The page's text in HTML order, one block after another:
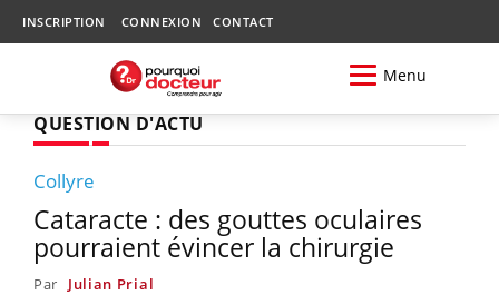
INSCRIPTION CONNEXION CONTACT
Menu
QUESTION D'ACTU
Collyre
Cataracte : des gouttes oculaires
pourraient évincer la chirurgie
Par Julian Prial